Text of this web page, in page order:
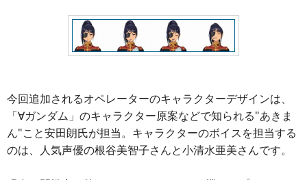
今回追加されるオペレーターのキャラクターデザインは、
「∀ガンダム」のキャラクター原案などで知られる"あきま
ん"こと安田朗氏が担当。キャラクターのボイスを担当する
のは、人気声優の根谷美智子さんと小清水亜美さんです。